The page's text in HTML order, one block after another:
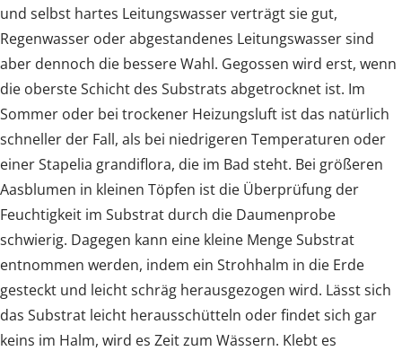
und selbst hartes Leitungswasser verträgt sie gut,
Regenwasser oder abgestandenes Leitungswasser sind
aber dennoch die bessere Wahl. Gegossen wird erst, wenn
die oberste Schicht des Substrats abgetrocknet ist. Im
Sommer oder bei trockener Heizungsluft ist das natürlich
schneller der Fall, als bei niedrigeren Temperaturen oder
einer Stapelia grandiflora, die im Bad steht. Bei größeren
Aasblumen in kleinen Töpfen ist die Überprüfung der
Feuchtigkeit im Substrat durch die Daumenprobe
schwierig. Dagegen kann eine kleine Menge Substrat
entnommen werden, indem ein Strohhalm in die Erde
gesteckt und leicht schräg herausgezogen wird. Lässt sich
das Substrat leicht herausschütteln oder findet sich gar
keins im Halm, wird es Zeit zum Wässern. Klebt es